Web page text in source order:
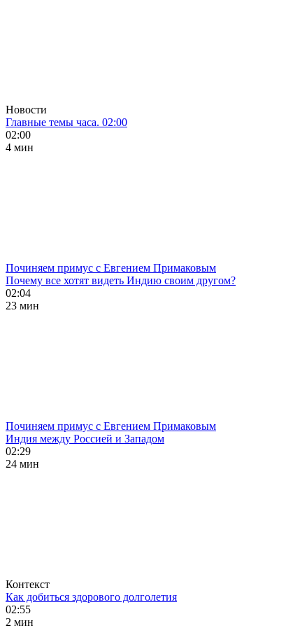
Новости
Главные темы часа. 02:00
02:00
4 мин
Починяем примус с Евгением Примаковым
Почему все хотят видеть Индию своим другом?
02:04
23 мин
Починяем примус с Евгением Примаковым
Индия между Россией и Западом
02:29
24 мин
Контекст
Как добиться здорового долголетия
02:55
2 мин